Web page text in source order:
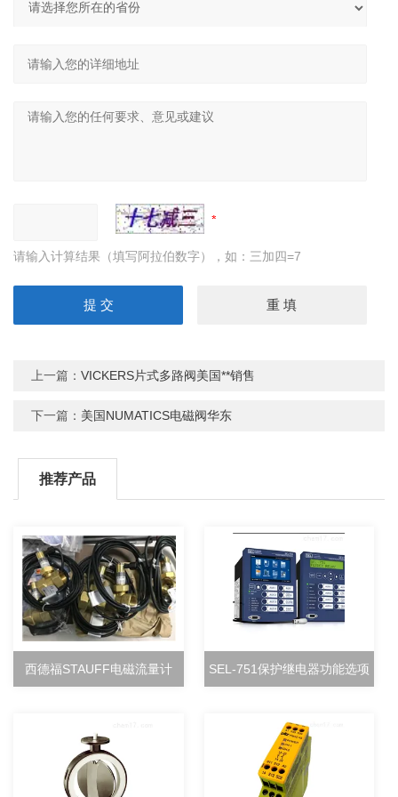
请输入计算结果（填写阿拉伯数字），如：三加四=7
上一篇：VICKERS片式多路阀美国**销售
下一篇： 美国NUMATICS电磁阀华东
推荐产品
西德福STAUFF电磁流量计 SEL-751保护继电器功能选项